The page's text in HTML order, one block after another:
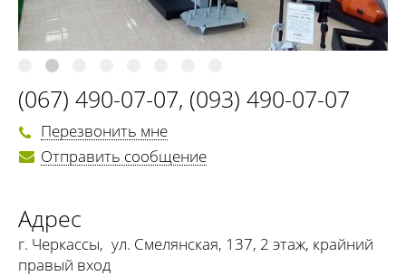
(067) 490-07-07, (093) 490-07-07
Перезвонить мне
Отправить сообщение
Адрес
г. Черкассы, ул. Смелянская, 137, 2 этаж, крайний
правый вход